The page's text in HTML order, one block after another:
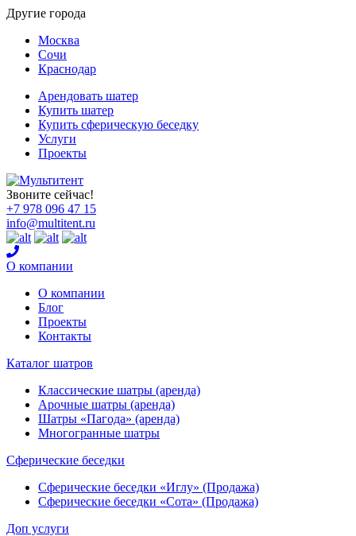
Другие города
Москва
Сочи
Краснодар
Арендовать шатер
Купить шатер
Купить сферическую беседку
Услуги
Проекты
Звоните сейчас!
+7 978 096 47 15
info@multitent.ru
О компании
О компании
Блог
Проекты
Контакты
Каталог шатров
Классические шатры (аренда)
Арочные шатры (аренда)
Шатры «Пагода» (аренда)
Многогранные шатры
Сферические беседки
Сферические беседки «Иглу» (Продажа)
Сферические беседки «Сота» (Продажа)
Доп услуги